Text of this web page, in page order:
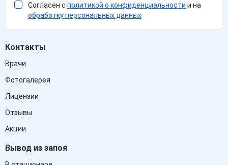
Согласен с политикой о конфиденциальности и на
обработку персональных данных
Контакты
Врачи
Фотогалерея
Лицензии
Отзывы
Акции
Вывод из запоя